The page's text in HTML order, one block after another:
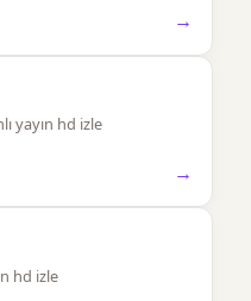
→
yayın hd izle
→
hd izle